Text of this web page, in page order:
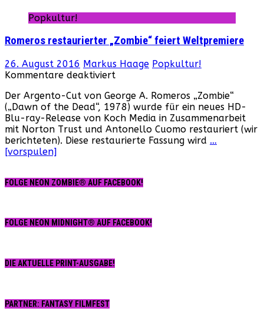
Popkultur!
Romeros restaurierter „Zombie“ feiert Weltpremiere
26. August 2016 Markus Haage Popkultur!
Kommentare deaktiviertfür
restaurierter
„Zombie“
feiert
Weltpremiere
Der Argento-Cut von George A. Romeros „Zombie“
(„Dawn of the Dead“, 1978) wurde für ein neues HD-
Blu-ray-Release von Koch Media in Zusammenarbeit
mit Norton Trust und Antonello Cuomo restauriert (wir
berichteten). Diese restaurierte Fassung wird …
[vorspulen]
FOLGE NEON ZOMBIE® AUF FACEBOOK!
FOLGE NEON MIDNIGHT® AUF FACEBOOK!
DIE AKTUELLE PRINT-AUSGABE!
PARTNER: FANTASY FILMFEST